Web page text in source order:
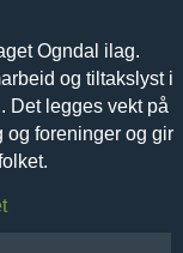
Ogndal ilag.
og tiltakslyst i
Det legges vekt på
og foreninger og gir